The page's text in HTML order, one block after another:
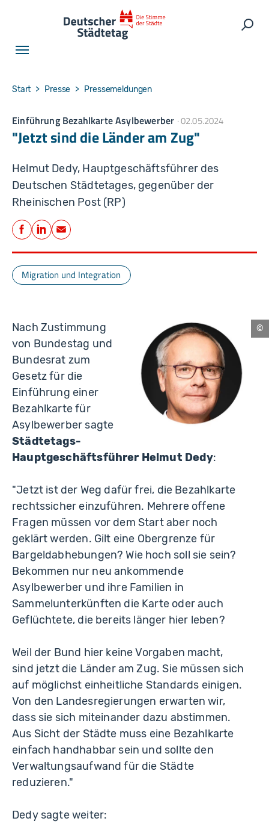
You are here:
Start Presse Pressemeldungen
Einführung Bezahlkarte Asylbewerber 02.05.2024
"Jetzt sind die Länder am Zug"
Helmut Dedy, Hauptgeschäftsführer des
Deutschen Städtetages, gegenüber der
Rheinischen Post (RP)
Teilen
Facebook
LinkedIn
E-Mail
Migration und Integration
Nach Zustimmung
von Bundestag und
Bundesrat zum
Gesetz für die
Einführung einer
Bezahlkarte für
Asylbewerber sagte
Städtetags-
Hauptgeschäftsführer Helmut Dedy:
"Jetzt ist der Weg dafür frei, die Bezahlkarte
rechtssicher einzuführen. Mehrere offene
Fragen müssen vor dem Start aber noch
geklärt werden. Gilt eine Obergrenze für
Bargeldabhebungen? Wie hoch soll sie sein?
Bekommen nur neu ankommende
Asylbewerber und ihre Familien in
Sammelunterkünften die Karte oder auch
Geflüchtete, die bereits länger hier leben?
Weil der Bund hier keine Vorgaben macht,
sind jetzt die Länder am Zug. Sie müssen sich
auf möglichst einheitliche Standards einigen.
Von den Landesregierungen erwarten wir,
dass sie sich miteinander dazu abstimmen.
Aus Sicht der Städte muss eine Bezahlkarte
einfach handhabbar sein und sollte den
Verwaltungsaufwand für die Städte
reduzieren."
Dedy sagte weiter: